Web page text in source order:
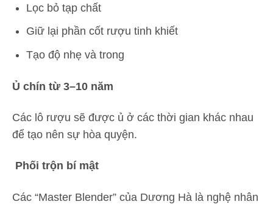
Lọc bỏ tạp chất
Giữ lại phần cốt rượu tinh khiết
Tạo độ nhẹ và trong
Ủ chín từ 3–10 năm
Các lô rượu sẽ được ủ ở các thời gian khác nhau
để tạo nên sự hòa quyện.
Phối trộn bí mật
Các “Master Blender” của Dương Hà là nghệ nhân